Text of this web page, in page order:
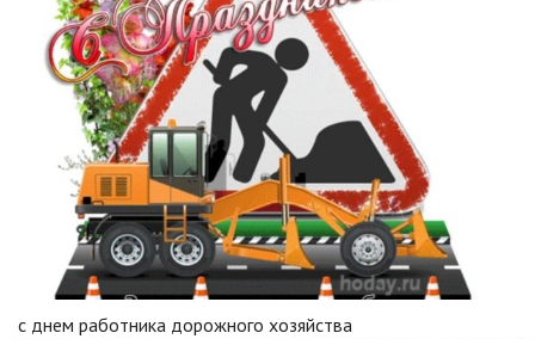
с днем работника дорожного хозяйства